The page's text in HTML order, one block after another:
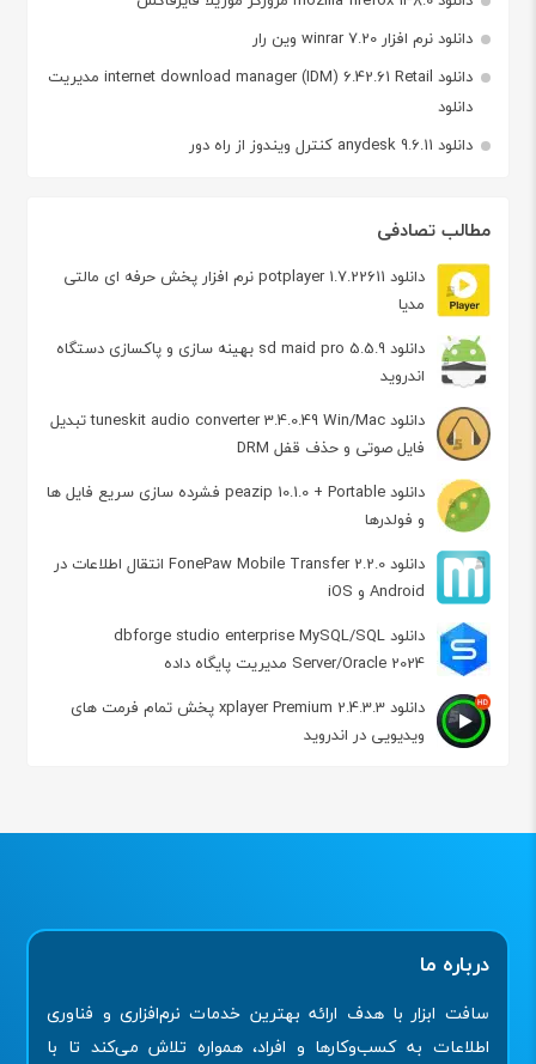
دانلود نرم افزار winrar 7.20 وین رار
دانلود internet download manager (IDM) 6.42.61 Retail مدیریت
دانلود
دانلود anydesk 9.6.11 کنترل ویندوز از راه دور
مطالب تصادفی
دانلود potplayer 1.7.22611 نرم افزار پخش حرفه ای مالتی
مدیا
دانلود sd maid pro 5.5.9 بهینه سازی و پاکسازی دستگاه
اندروید
دانلود tuneskit audio converter 3.4.0.49 Win/Mac تبدیل
فایل صوتی و حذف قفل DRM
دانلود peazip 10.1.0 + Portable فشرده سازی سریع فایل ها
و فولدرها
دانلود FonePaw Mobile Transfer 2.2.0 انتقال اطلاعات در
Android و iOS
دانلود dbforge studio enterprise MySQL/SQL
Server/Oracle 2024 مدیریت پایگاه داده
دانلود xplayer Premium 2.4.3.3 پخش تمام فرمت های
ویدیویی در اندروید
درباره ما
سافت ابزار با هدف ارائه بهترین خدمات نرم‌افزاری و فناوری
اطلاعات به کسب‌وکارها و افراد، همواره تلاش می‌کند تا با